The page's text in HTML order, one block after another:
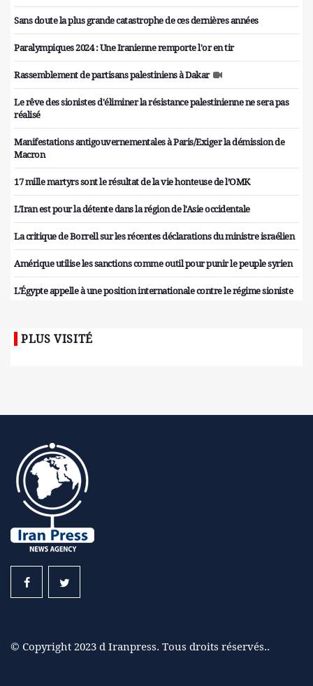
Sans doute la plus grande catastrophe de ces dernières années
Paralympiques 2024 : Une Iranienne remporte l'or en tir
Rassemblement de partisans palestiniens à Dakar
Le rêve des sionistes d'éliminer la résistance palestinienne ne sera pas
réalisé
Manifestations antigouvernementales à Paris/Exiger la démission de
Macron
17 mille martyrs sont le résultat de la vie honteuse de l’OMK
L'Iran est pour la détente dans la région de l'Asie occidentale
La critique de Borrell sur les récentes déclarations du ministre israélien
Amérique utilise les sanctions comme outil pour punir le peuple syrien
L'Égypte appelle à une position internationale contre le régime sioniste
PLUS VISITÉ
© Copyright 2023 d Iranpress. Tous droits réservés..